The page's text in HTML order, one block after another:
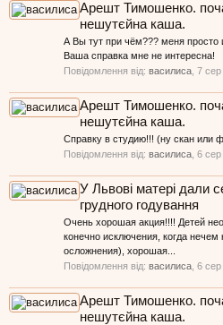
Арешт Тимошенко.
нешутєйна каша.
А Вы тут при чём??? меня просто
Ваша справка мне не интересна!
Повідомлення від: василиса 7 сер
Арешт Тимошенко.
нешутєйна каша.
Справку в студию!!! (ну скан или
Повідомлення від: василиса 6 сер
У Львові матері дали
грудного годування
Очень хорошая акция!!!! Детей
конечно исключения, когда
осложнения), хорошая...
Повідомлення від: василиса 6 сер
Арешт Тимошенко.
нешутєйна каша.